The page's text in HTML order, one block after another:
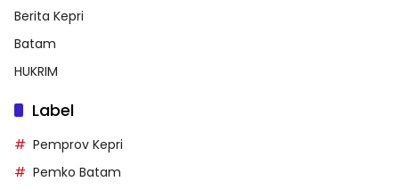
Berita Kepri
Batam
HUKRIM
Label
Pemprov Kepri
Pemko Batam